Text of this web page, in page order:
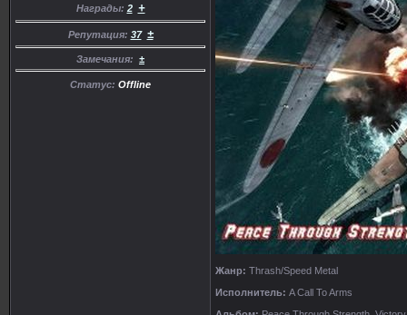
Награды: 2 +
Репутация: 37 ±
Замечания: ±
Статус: Offline
Жанр: Thrash/Speed Metal
Исполнитель: A Call To Arms